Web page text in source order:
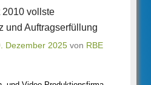
2010 vollste
und Auftragserfüllung
Dezember 2025 von RBE